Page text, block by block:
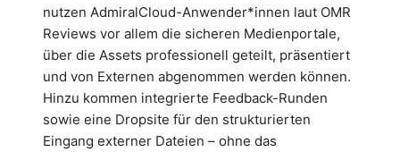
nutzen AdmiralCloud-Anwender*innen laut OMR
Reviews vor allem die sicheren Medienportale,
über die Assets professionell geteilt, präsentiert
und von Externen abgenommen werden können.
Hinzu kommen integrierte Feedback-Runden
sowie eine Dropsite für den strukturierten
Eingang externer Dateien – ohne das